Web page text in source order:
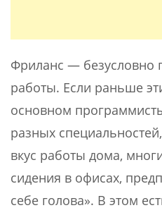
Фриланс — безусловно
работы. Если раньше
основном
разных
вкус работы дома,
сидения в офисах,
себе голова». В этом